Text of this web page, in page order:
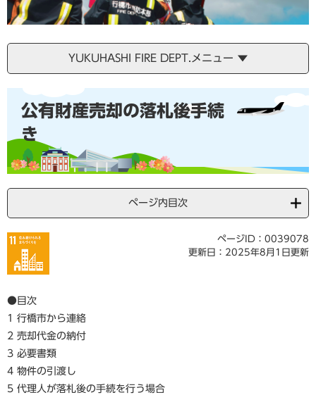
YUKUHASHI FIRE DEPT.メニュー
公有財産売却の落札後手続
き
ページ内目次
ページID：0039078
更新日：2025年8月1日更新
●目次
1 行橋市から連絡
2 売却代金の納付
3 必要書類
4 物件の引渡し
5 代理人が落札後の手続を行う場合